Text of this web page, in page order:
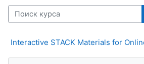
Поиск курса
Interactive STACK Materials for